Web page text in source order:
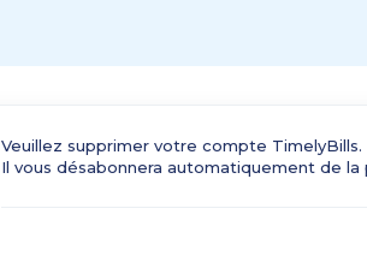
Veuillez supprimer votre compte TimelyBills.
Il vous désabonnera automatiquement de